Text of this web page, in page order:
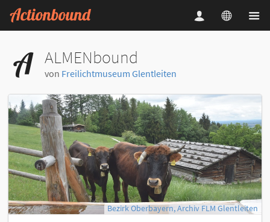
ALMENbound
von Freilichtmuseum Glentleiten
Bezirk Oberbayern, Archiv FLM Glentleiten